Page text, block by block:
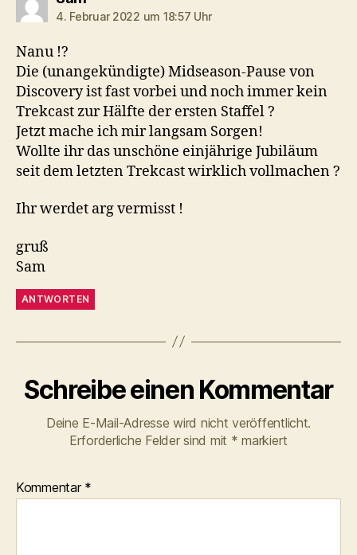
4. Februar 2022 um 18:57 Uhr
Nanu !?
Die (unangekündigte) Midseason-Pause von
Discovery ist fast vorbei und noch immer kein
Trekcast zur Hälfte der ersten Staffel ?
Jetzt mache ich mir langsam Sorgen!
Wollte ihr das unschöne einjährige Jubiläum
seit dem letzten Trekcast wirklich vollmachen ?
Ihr werdet arg vermisst !
gruß
Sam
ANTWORTEN
Schreibe einen Kommentar
Deine E-Mail-Adresse wird nicht veröffentlicht.
Erforderliche Felder sind mit * markiert
Kommentar *